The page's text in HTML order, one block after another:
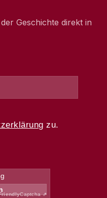
Geschichte direkt in